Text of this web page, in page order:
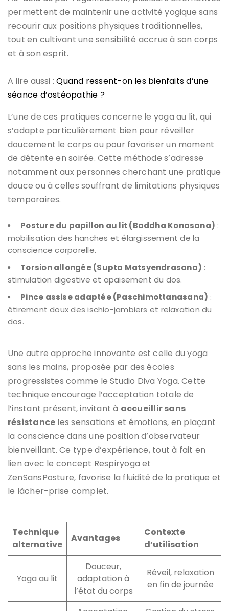
permettent de maintenir une activité yogique sans
recourir aux positions physiques traditionnelles,
tout en cultivant une sensibilité accrue à son corps
et à son esprit.
A lire aussi :Quand ressent-on les bienfaits d’une
séance d’ostéopathie ?
L’une de ces pratiques concerne le yoga au lit, qui
s’adapte particulièrement bien pour réveiller
doucement le corps ou pour favoriser un moment
de détente en soirée. Cette méthode s’adresse
notamment aux personnes cherchant une pratique
douce ou à celles souffrant de limitations physiques
temporaires.
Posture du papillon au lit (Baddha Konasana) :
mobilisation des hanches et élargissement de la
conscience corporelle.
Torsion allongée (Supta Matsyendrasana) :
stimulation digestive et apaisement du dos.
Pince assise adaptée (Paschimottanasana) :
étirement doux des ischio-jambiers et relaxation du
dos.
Une autre approche innovante est celle du yoga
sans les mains, proposée par des écoles
progressistes comme le Studio Diva Yoga. Cette
technique encourage l’acceptation totale de
l’instant présent, invitant à accueillir sans
résistance les sensations et émotions, en plaçant
la conscience dans une position d’observateur
bienveillant. Ce type d’expérience, tout à fait en
lien avec le concept Respiryoga et
ZenSansPosture, favorise la fluidité de la pratique et
le lâcher-prise complet.
Technique
alternative
Avantages
Contexte
d’utilisation
Yoga au lit
Douceur,
adaptation à
l’état du corps
Réveil, relaxation
en fin de journée